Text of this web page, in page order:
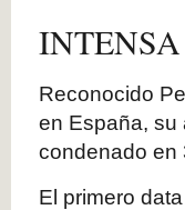
Reconocido
en España, su
condenado en
El primero